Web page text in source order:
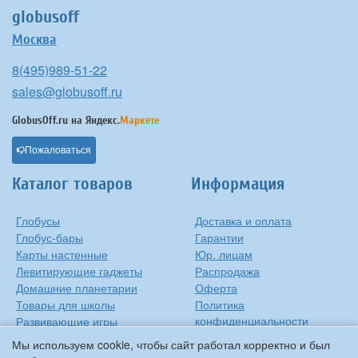
Мы используем cookie, чтобы сайт работал корректно и был
globusoff
Москва
8(495)989-51-22
sales@globusoff.ru
GlobusOff.ru на Яндекс.Маркете
Пожаловаться
Каталог товаров
Глобусы
Глобус-бары
Карты настенные
Левитирующие гаджеты
Домашние планетарии
Товары для школы
Развивающие игры
Оригинальные игрушки
Информация
Доставка и оплата
Гарантии
Юр. лицам
Распродажа
Оферта
Политика
конфиденциальности
Контакты
О компании